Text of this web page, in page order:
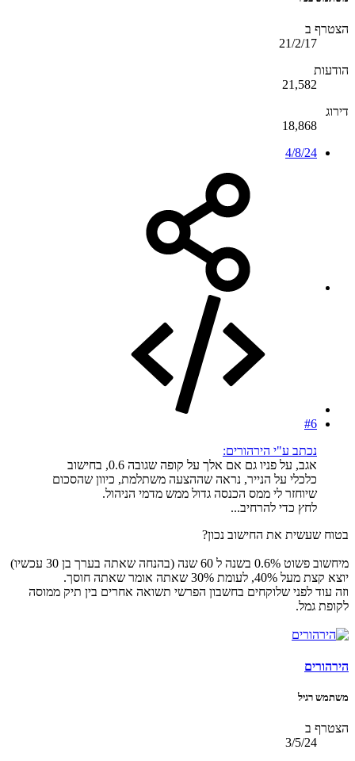
הצטרף ב
21/2/17
הודעות
21,582
דירוג
18,868
4/8/24
#6
נכתב ע"י הירהורים:
אגב, על פניו גם אם אלך על קופה שגובה 0.6, בחישוב
כלכלי על הנייר, נראה שההצעה משתלמת, כיוון שהסכום
שיוחזר לי ממס הכנסה גדול ממש מדמי הניהול.
לחץ כדי להרחיב...
בטוח שעשית את החישוב נכון?
מיחשוב פשוט 0.6% בשנה ל 60 שנה (בהנחה שאתה בערך בן 30 עכשיו)
יוצא קצת מעל 40%, לעומת 30% שאתה אומר שאתה חוסך.
וזה עוד לפני שלוקחים בחשבון הפרשי תשואה אחרים בין תיק ממוסה
לקופת גמל.
הירהורים
משתמש רגיל
הצטרף ב
3/5/24